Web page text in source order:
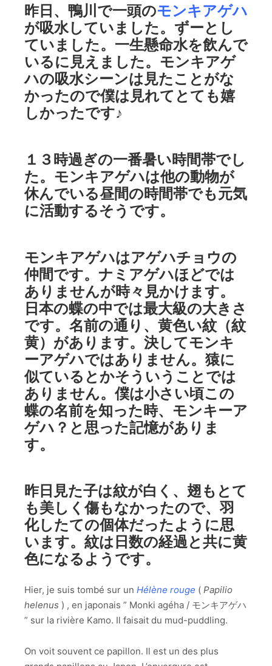
昨日、鴨川で一頭のモンキアゲハ
が吸水していました。ずーとし
ていました。一生懸命水を飲んで
いるに見えました。モンキアゲ
ハの吸水シーンは見たことがな
かったので僕は見れてとても嬉
しかったです♪
１３時過ぎの一番暑い時間帯でし
た。モンキアゲハは他の動物が
休んでいる昼間の時間帯でも元気
に活動するそうです。
モンキアゲハはアゲハチョウの
仲間です。ナミアゲハほどでは
ありませんが時々見かけます。
日本の蝶の中では最大級の大きさ
です。名前の通り、黄色い紋（紋
黄）があります。決してモンキ
ーアゲハではありません。猿に
似ているとかそういうことでは
ありません。僕は小さい頃この
蝶の名前を知った時、モンキーア
ゲハ？と思った記憶がありま
す。
昨日見た子は紋が白く、翅もとて
も美しく傷もなかったので、羽
化したての個体だったように思
います。紋は日数の経過と共に黄
色になるようです。
Hier, je suis tombé sur un Hélène rouge ( Papilio
helenus ) , en japonais ” Monki agéha / モンキアゲハ
” sur la rivière Kamo. Il faisait du mud-puddling.
On voit souvent ce papillon. Il est un des plus